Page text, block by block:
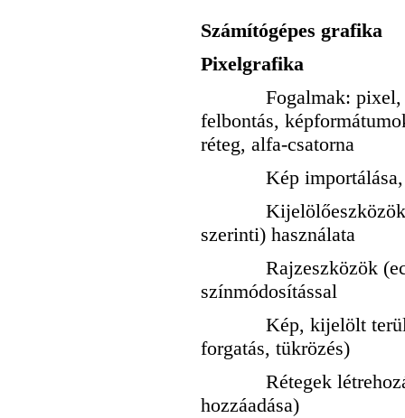
Számítógépes grafika
Pixelgrafika
Fogalmak: pixel,
felbontás,
réteg, alfa-csatorna
Kép importálása, új
Kijelölőeszközök
szerinti) használata
Rajzeszközök
színmódosítással
Kép, kijelölt terület
forgatás, tükrözés)
Rétegek létrehozása
hozzáadása)